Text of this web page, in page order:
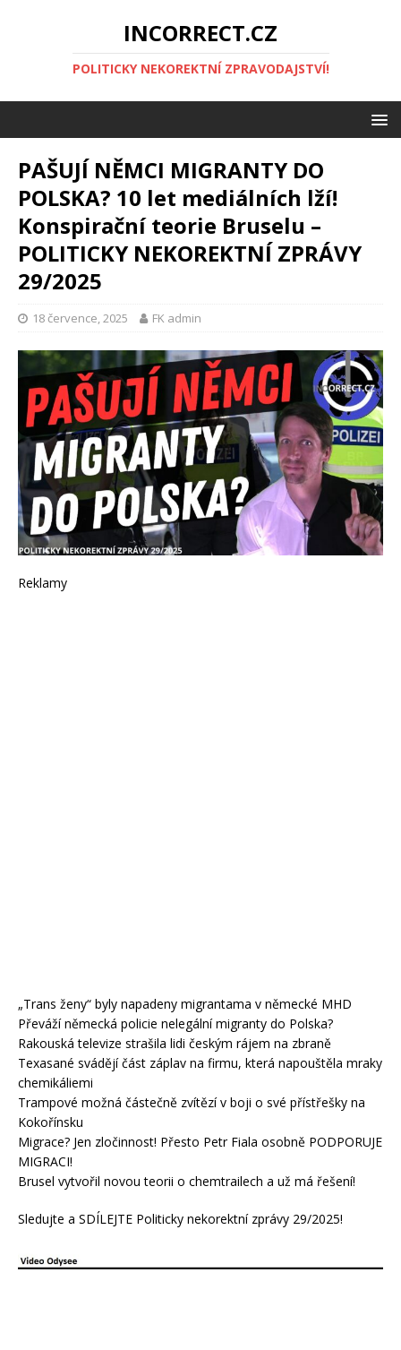
INCORRECT.CZ
POLITICKY NEKOREKTNÍ ZPRAVODAJSTVÍ!
PAŠUJÍ NĚMCI MIGRANTY DO
POLSKA? 10 let mediálních lží!
Konspirační teorie Bruselu –
POLITICKY NEKOREKTNÍ ZPRÁVY
29/2025
18 července, 2025 FK admin
Reklamy
„Trans ženy“ byly napadeny migrantama v německé MHD
Převáží německá policie nelegální migranty do Polska?
Rakouská televize strašila lidi českým rájem na zbraně
Texasané svádějí část záplav na firmu, která napouštěla mraky
chemikáliemi
Trampové možná částečně zvítězí v boji o své přístřešky na
Kokořínsku
Migrace? Jen zločinnost! Přesto Petr Fiala osobně PODPORUJE
MIGRACI!
Brusel vytvořil novou teorii o chemtrailech a už má řešení!
Sledujte a SDÍLEJTE Politicky nekorektní zprávy 29/2025!